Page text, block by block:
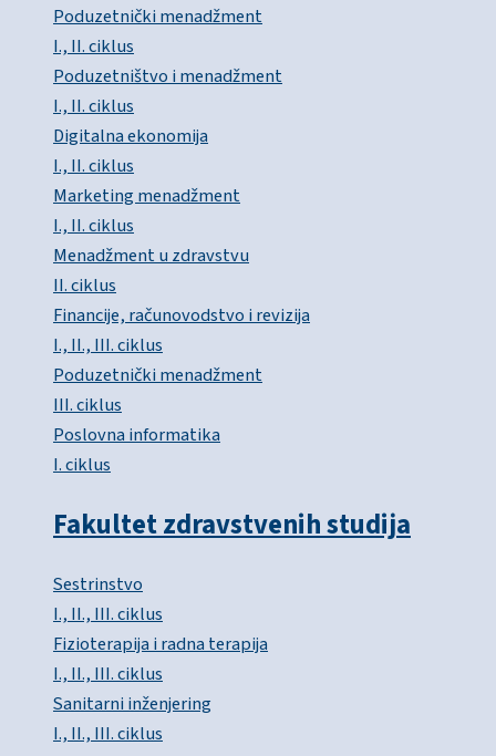
Poduzetnički menadžment
I., II. ciklus
Poduzetništvo i menadžment
I., II. ciklus
Digitalna ekonomija
I., II. ciklus
Marketing menadžment
I., II. ciklus
Menadžment u zdravstvu
II. ciklus
Financije, računovodstvo i revizija
I., II., III. ciklus
Poduzetnički menadžment
III. ciklus
Poslovna informatika
I. ciklus
Fakultet zdravstvenih studija
Sestrinstvo
I., II., III. ciklus
Fizioterapija i radna terapija
I., II., III. ciklus
Sanitarni inženjering
I., II., III. ciklus